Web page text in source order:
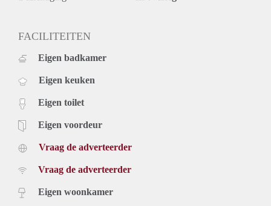
FACILITEITEN
Eigen badkamer
Eigen keuken
Eigen toilet
Eigen voordeur
Vraag de adverteerder
Vraag de adverteerder
Eigen woonkamer